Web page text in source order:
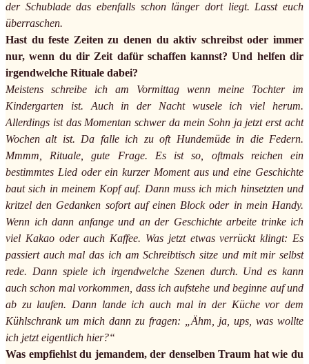
der Schublade das ebenfalls schon länger dort liegt. Lasst euch
überraschen.
Hast du feste Zeiten zu denen du aktiv schreibst oder immer
nur, wenn du dir Zeit dafür schaffen kannst? Und helfen dir
irgendwelche Rituale dabei?
Meistens schreibe ich am Vormittag wenn meine Tochter im
Kindergarten ist. Auch in der Nacht wusele ich viel herum.
Allerdings ist das Momentan schwer da mein Sohn ja jetzt erst acht
Wochen alt ist. Da falle ich zu oft Hundemüde in die Federn.
Mmmm, Rituale, gute Frage. Es ist so, oftmals reichen ein
bestimmtes Lied oder ein kurzer Moment aus und eine Geschichte
baut sich in meinem Kopf auf. Dann muss ich mich hinsetzten und
kritzel den Gedanken sofort auf einen Block oder in mein Handy.
Wenn ich dann anfange und an der Geschichte arbeite trinke ich
viel Kakao oder auch Kaffee. Was jetzt etwas verrückt klingt: Es
passiert auch mal das ich am Schreibtisch sitze und mit mir selbst
rede. Dann spiele ich irgendwelche Szenen durch. Und es kann
auch schon mal vorkommen, dass ich aufstehe und beginne auf und
ab zu laufen. Dann lande ich auch mal in der Küche vor dem
Kühlschrank um mich dann zu fragen: „Ähm, ja, ups, was wollte
ich jetzt eigentlich hier?“
Was empfiehlst du jemandem, der denselben Traum hat wie du